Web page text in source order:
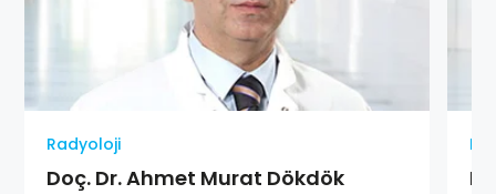
Radyoloji
Doç. Dr. Ahmet Murat Dökdök